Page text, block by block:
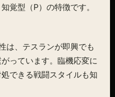
覚型（P）の特徴です。
は、テスランが即興でも
っています。臨機応変に
できる戦闘スタイルも知